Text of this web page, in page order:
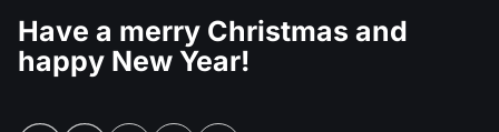
Have a merry Christmas and
happy New Year!